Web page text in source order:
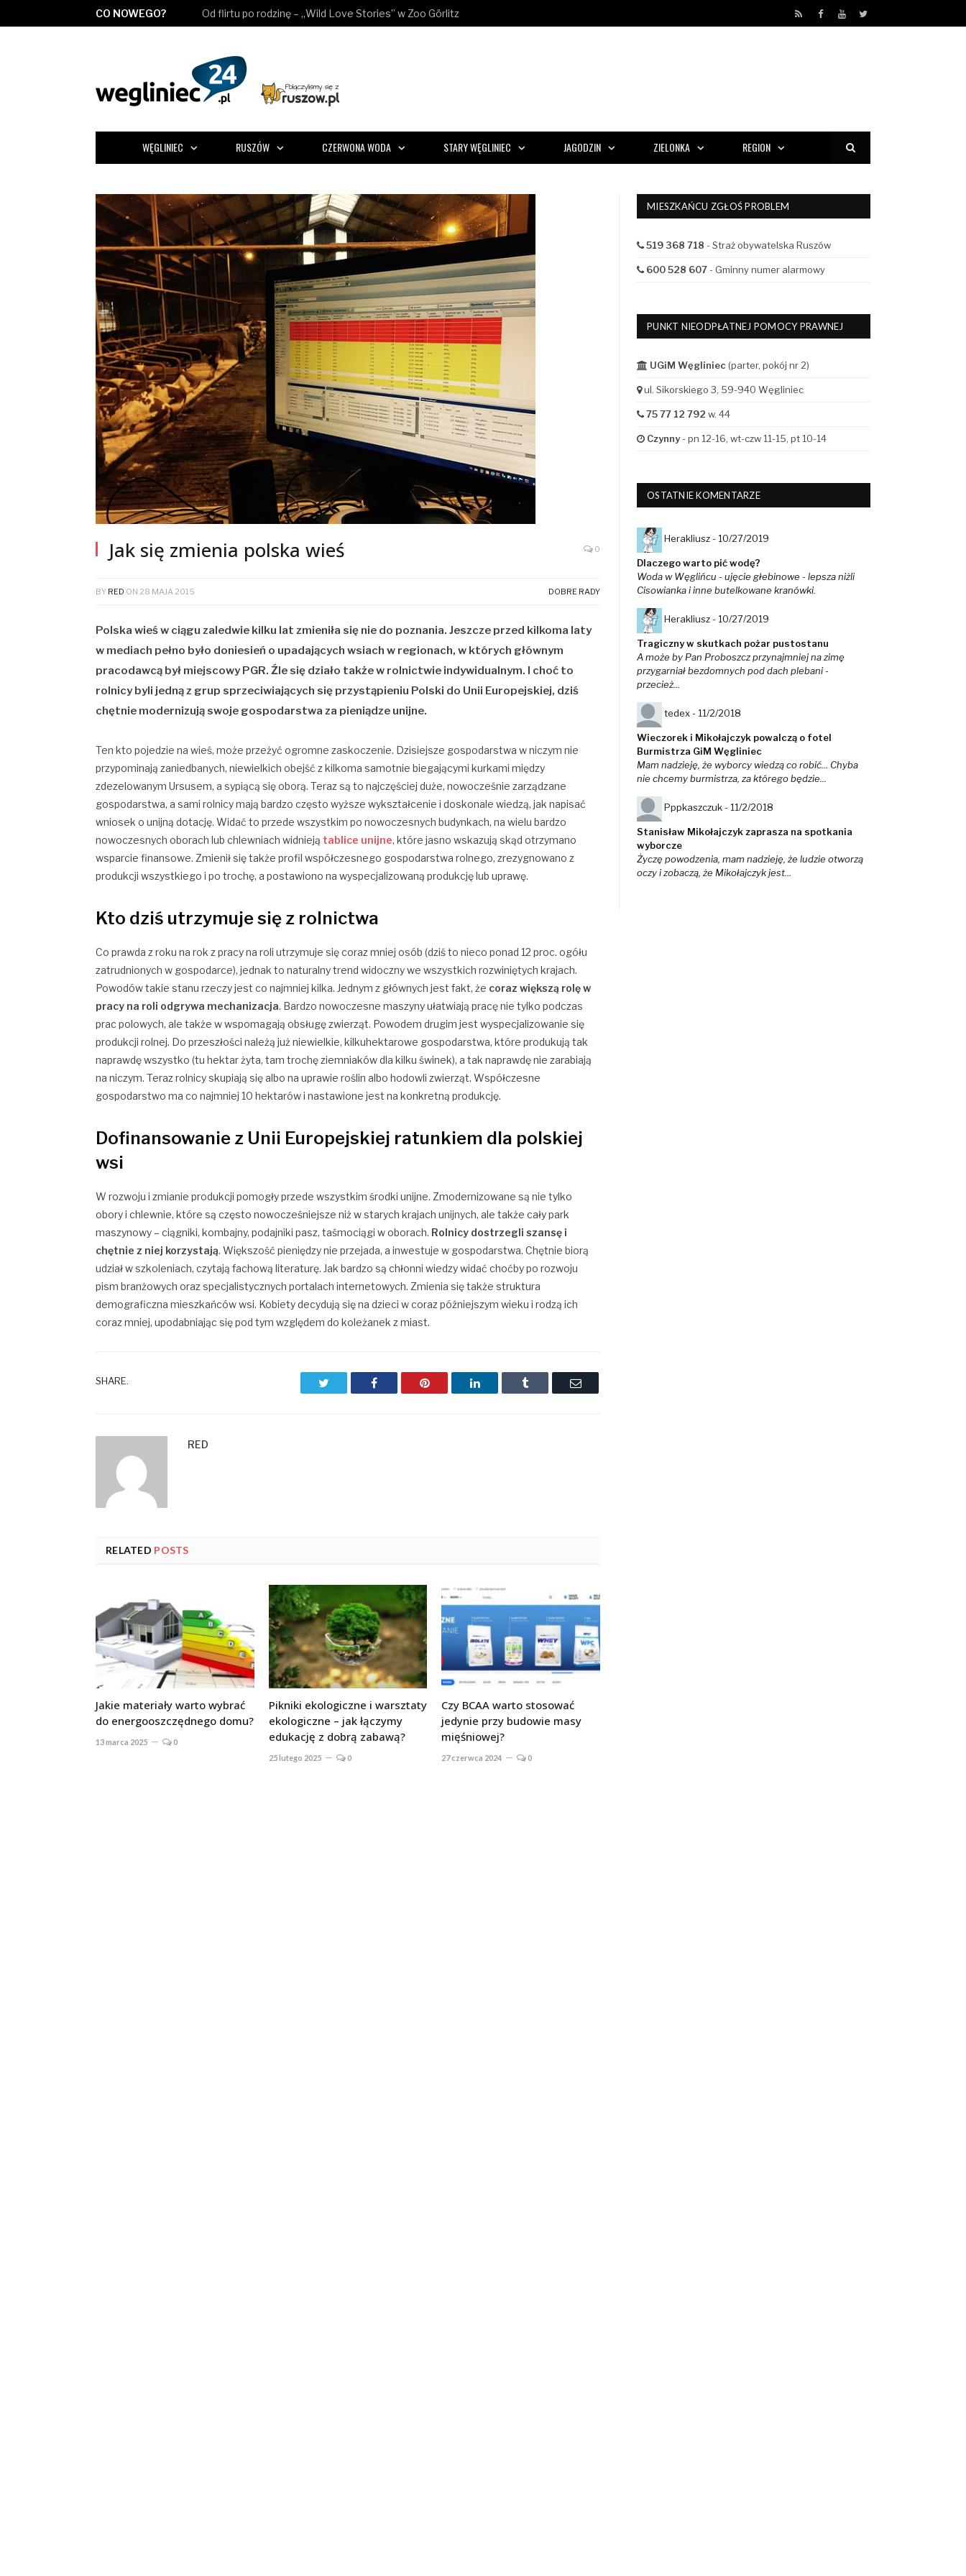
CO NOWEGO? Od flirtu po rodzinę – „Wild Love Stories” w Zoo Görlitz RSS Facebook
YouTube
Twitter
WĘGLINIEC RUSZÓW CZERWONA WODA STARY WĘGLINIEC JAGODZIN ZIELONKA REGION
Jak się zmienia polska wieś 0
BY RED ON 28 MAJA 2015 DOBRE RADY
Polska wieś w ciągu zaledwie kilku lat zmieniła się nie do poznania. Jeszcze przed kilkoma laty
w mediach pełno było doniesień o upadających wsiach w regionach, w których głównym
pracodawcą był miejscowy PGR. Źle się działo także w rolnictwie indywidualnym. I choć to
rolnicy byli jedną z grup sprzeciwiających się przystąpieniu Polski do Unii Europejskiej, dziś
chętnie modernizują swoje gospodarstwa za pieniądze unijne.
Ten kto pojedzie na wieś, może przeżyć ogromne zaskoczenie. Dzisiejsze gospodarstwa w niczym nie
przypominają zaniedbanych, niewielkich obejść z kilkoma samotnie biegającymi kurkami między
zdezelowanym Ursusem, a sypiącą się oborą. Teraz są to najczęściej duże, nowocześnie zarządzane
gospodarstwa, a sami rolnicy mają bardzo często wyższe wykształcenie i doskonale wiedzą, jak napisać
wniosek o unijną dotację. Widać to przede wszystkim po nowoczesnych budynkach, na wielu bardzo
nowoczesnych oborach lub chlewniach widnieją tablice unijne, które jasno wskazują skąd otrzymano
wsparcie finansowe. Zmienił się także profil współczesnego gospodarstwa rolnego, zrezygnowano z
produkcji wszystkiego i po trochę, a postawiono na wyspecjalizowaną produkcję lub uprawę.
Kto dziś utrzymuje się z rolnictwa
Co prawda z roku na rok z pracy na roli utrzymuje się coraz mniej osób (dziś to nieco ponad 12 proc. ogółu
zatrudnionych w gospodarce), jednak to naturalny trend widoczny we wszystkich rozwiniętych krajach.
Powodów takie stanu rzeczy jest co najmniej kilka. Jednym z głównych jest fakt, że coraz większą rolę w
pracy na roli odgrywa mechanizacja. Bardzo nowoczesne maszyny ułatwiają pracę nie tylko podczas
prac polowych, ale także w wspomagają obsługę zwierząt. Powodem drugim jest wyspecjalizowanie się
produkcji rolnej. Do przeszłości należą już niewielkie, kilkuhektarowe gospodarstwa, które produkują tak
naprawdę wszystko (tu hektar żyta, tam trochę ziemniaków dla kilku świnek), a tak naprawdę nie zarabiają
na niczym. Teraz rolnicy skupiają się albo na uprawie roślin albo hodowli zwierząt. Współczesne
gospodarstwo ma co najmniej 10 hektarów i nastawione jest na konkretną produkcję.
Dofinansowanie z Unii Europejskiej ratunkiem dla polskiej
wsi
W rozwoju i zmianie produkcji pomogły przede wszystkim środki unijne. Zmodernizowane są nie tylko
obory i chlewnie, które są często nowocześniejsze niż w starych krajach unijnych, ale także cały park
maszynowy – ciągniki, kombajny, podajniki pasz, taśmociągi w oborach. Rolnicy dostrzegli szansę i
chętnie z niej korzystają. Większość pieniędzy nie przejada, a inwestuje w gospodarstwa. Chętnie biorą
udział w szkoleniach, czytają fachową literaturę. Jak bardzo są chłonni wiedzy widać choćby po rozwoju
pism branżowych oraz specjalistycznych portalach internetowych. Zmienia się także struktura
demograficzna mieszkańców wsi. Kobiety decydują się na dzieci w coraz późniejszym wieku i rodzą ich
coraz mniej, upodabniając się pod tym względem do koleżanek z miast.
SHARE. TwitterFacebookPinterestLinkedInTumblr Email
RED
RELATED POSTS
Jakie materiały warto wybrać
do energooszczędnego domu?
13 marca 2025 0
Pikniki ekologiczne i warsztaty
ekologiczne – jak łączymy
edukację z dobrą zabawą?
25 lutego 2025 0
Czy BCAA warto stosować
jedynie przy budowie masy
mięśniowej?
27 czerwca 2024 0
MIESZKAŃCU ZGŁOŚ PROBLEM
519 368 718 - Straż obywatelska Ruszów
600 528 607- Gminny numer alarmowy
PUNKT NIEODPŁATNEJ POMOCY PRAWNEJ
UGiM Węgliniec (parter, pokój nr 2)
ul. Sikorskiego 3, 59-940 Węgliniec
75 77 12 792 w. 44
Czynny- pn 12-16, wt-czw 11-15, pt 10-14
OSTATNIE KOMENTARZE
Herakliusz - 10/27/2019
Dlaczego warto pić wodę?
Woda w Węglińcu - ujęcie głebinowe - lepsza niżli
Cisowianka i inne butelkowane kranówki.
Herakliusz - 10/27/2019
Tragiczny w skutkach pożar pustostanu
A może by Pan Proboszcz przynajmniej na zimę
przygarniał bezdomnych pod dach plebani -
przecież...
tedex - 11/2/2018
Wieczorek i Mikołajczyk powalczą o fotel
Burmistrza GiM Węgliniec
Mam nadzieję, że wyborcy wiedzą co robić... Chyba
nie chcemy burmistrza, za którego będzie...
Pppkaszczuk - 11/2/2018
Stanisław Mikołajczyk zaprasza na spotkania
wyborcze
Życzę powodzenia, mam nadzieję, że ludzie otworzą
oczy i zobaczą, że Mikołajczyk jest...